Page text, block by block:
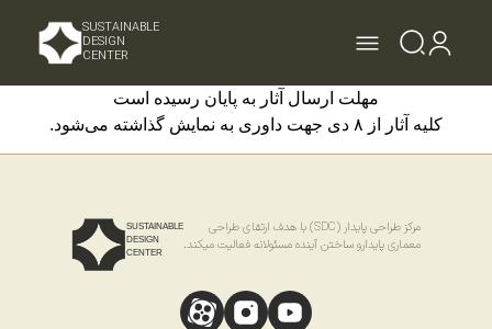
SUSTAINABLE
DESIGN
CENTER
مهلت ارسال آثار به پایان رسیده است
کلیه آثار از ۸ دی جهت داوری به نمایش گذاشته می‌شود.
مرکز طراحی پایدار (SDC) با هدف ارتقای طراحی
معماری پایدارو ساختن آینده مسئولانه فعالیت میکند.
SUSTAINABLE
DESIGN
CENTER